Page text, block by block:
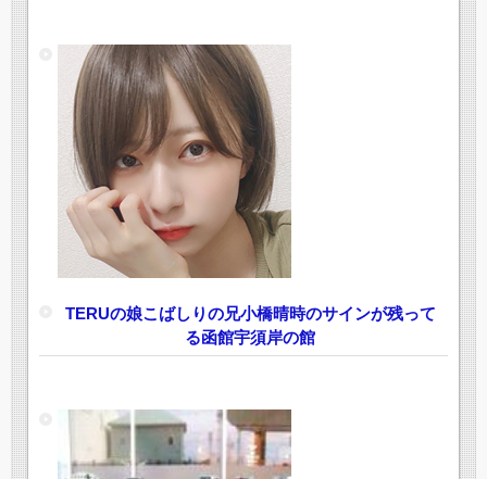
TERUの娘こばしりの兄小橋晴時のサインが残って
る函館宇須岸の館